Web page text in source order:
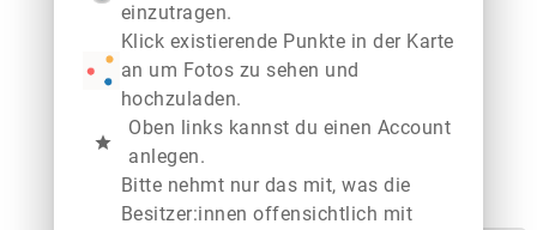
einzutragen.
Klick existierende Punkte in der Karte
an um Fotos zu sehen und
hochzuladen.
star
Oben links kannst du einen Account
anlegen.
Bitte nehmt nur das mit, was die
Besitzer:innen offensichtlich mit